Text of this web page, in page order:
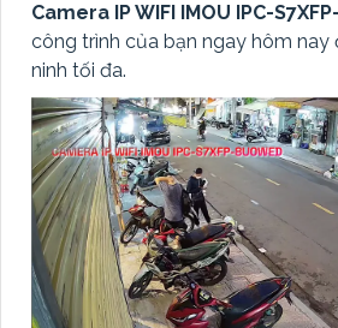
Camera IP WIFI IMOU IPC-
công trình của bạn ngay hôm nay
ninh tối đa.